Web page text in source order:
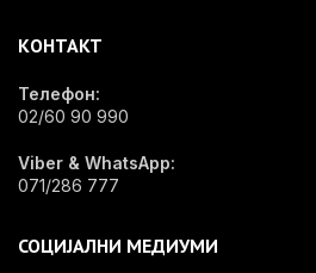
КОНТАКТ
Телефон:
02/60 90 990
Viber & WhatsApp:
071/286 777
СОЦИЈАЛНИ МЕДИУМИ